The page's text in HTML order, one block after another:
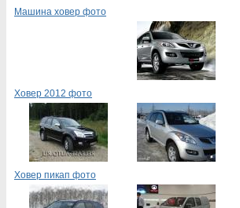
Машина ховер фото
Ховер 2012 фото
Ховер пикап фото